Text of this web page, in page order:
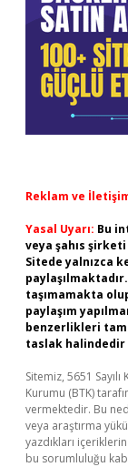
Reklam ve
Yasal Uyarı: Bu
veya şahıs
Sitede yalnızca
taşımamakta
paylaşım
benzerlikleri
taslak halindedir
Sitemiz, 5651
Kurumu (BTK)
vermektedir. Bu
veya araştırma
yazdıkları
bu sorumluluğu